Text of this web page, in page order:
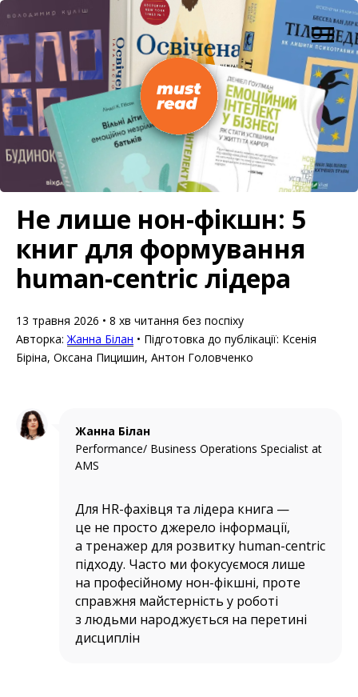
Не лише нон-фікшн: 5
книг для формування
human-centric лідера
13 травня 2026 • 8 хв читання без поспіху
Авторка:Жанна Білан • Підготовка до публікації: Ксенія
Біріна, Оксана Пицишин, Антон Головченко
Жанна Білан
Performance/ Business Operations Specialist at
AMS
Для HR-фахівця та лідера книга —
це не просто джерело інформації,
а тренажер для розвитку human-centric
підходу. Часто ми фокусуємося лише
на професійному нон-фікшні, проте
справжня майстерність у роботі
з людьми народжується на перетині
дисциплін